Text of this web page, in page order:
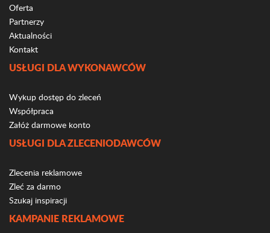
Oferta
Partnerzy
Aktualności
Kontakt
USŁUGI DLA WYKONAWCÓW
Wykup dostęp do zleceń
Współpraca
Załóż darmowe konto
USŁUGI DLA ZLECENIODAWCÓW
Zlecenia reklamowe
Zleć za darmo
Szukaj inspiracji
KAMPANIE REKLAMOWE